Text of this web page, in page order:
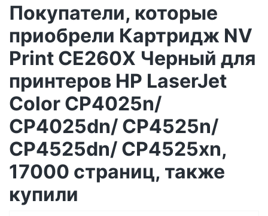
Покупатели, которые
приобрели Картридж NV
Print CE260X Черный для
принтеров HP LaserJet
Color CP4025n/
CP4025dn/ CP4525n/
CP4525dn/ CP4525xn,
17000 страниц, также
купили